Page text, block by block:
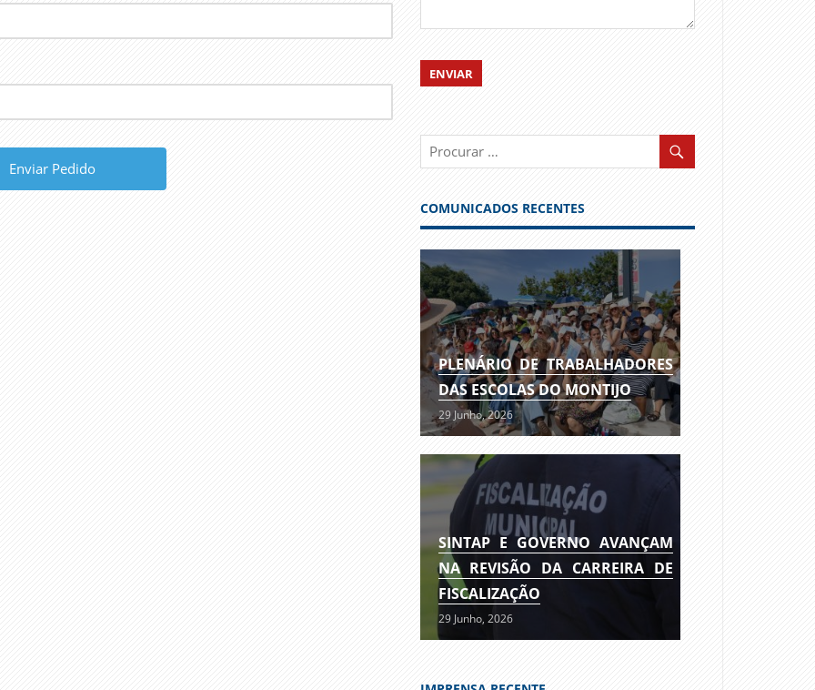
COMUNICADOS RECENTES
PLENÁRIO DE TRABALHADORES
DAS ESCOLAS DO MONTIJO
29 Junho, 2026
SINTAP E GOVERNO AVANÇAM
NA REVISÃO DA CARREIRA DE
FISCALIZAÇÃO
29 Junho, 2026